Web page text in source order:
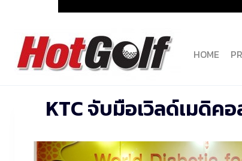
content
HOME
KTC จับมือเวิลด์เมดิค